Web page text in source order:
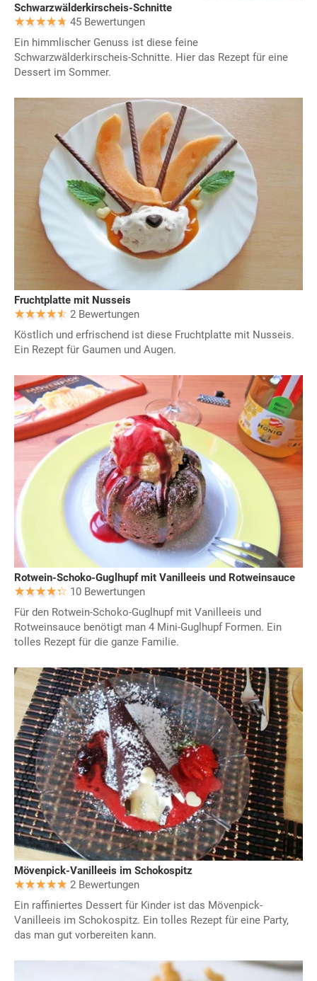
Schwarzwälderkirscheis-Schnitte
45 Bewertungen
Ein himmlischer Genuss ist diese feine
Schwarzwälderkirscheis-Schnitte. Hier das Rezept für eine
Dessert im Sommer.
Fruchtplatte mit Nusseis
2 Bewertungen
Köstlich und erfrischend ist diese Fruchtplatte mit Nusseis.
Ein Rezept für Gaumen und Augen.
Rotwein-Schoko-Guglhupf mit Vanilleeis und Rotweinsauce
10 Bewertungen
Für den Rotwein-Schoko-Guglhupf mit Vanilleeis und
Rotweinsauce benötigt man 4 Mini-Guglhupf Formen. Ein
tolles Rezept für die ganze Familie.
Mövenpick-Vanilleeis im Schokospitz
2 Bewertungen
Ein raffiniertes Dessert für Kinder ist das Mövenpick-
Vanilleeis im Schokospitz. Ein tolles Rezept für eine Party,
das man gut vorbereiten kann.